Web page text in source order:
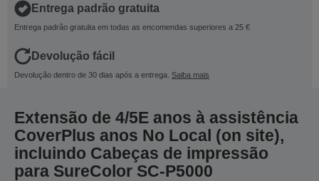
Entrega padrão gratuita
Entrega padrão gratuita em todas as encomendas superiores a 25 €
Devolução fácil
Devolução dentro de 30 dias após a entrega. Saiba mais
Extensão de 4/5E anos à assistência
CoverPlus anos No Local (on site),
incluindo Cabeças de impressão
para SureColor SC-P5000